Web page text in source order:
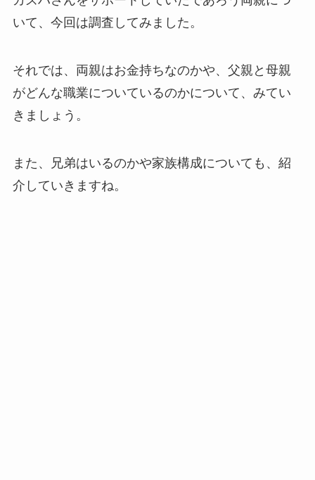
いて、今回は調査してみました。
それでは、両親はお金持ちなのかや、父親と母親
がどんな職業についているのかについて、みてい
きましょう。
また、兄弟はいるのかや家族構成についても、紹
介していきますね。